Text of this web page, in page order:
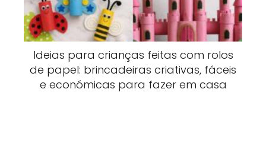
Ideias para crianças feitas com rolos
de papel: brincadeiras criativas, fáceis
e económicas para fazer em casa